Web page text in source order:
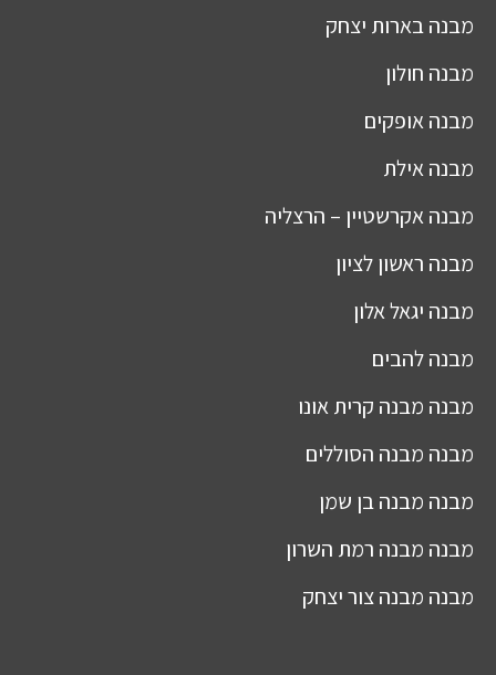
מבנהבארות יצחק
מבנה חולון
מבנהאופקים
מבנהאילת
מבנהאקרשטיין – הרצליה
מבנה ראשון לציון
מבנה יגאל אלון
מבנהלהבים
מבנה מבנה קרית אונו
מבנה מבנה הסוללים
מבנה מבנה בן שמן
מבנה מבנה רמת השרון
מבנה מבנה צור יצחק